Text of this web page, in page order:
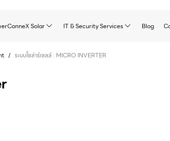
Solar IT & Security Services Blog
/ ระบบโซล่าร์เซลล์ : MICRO INVERTER